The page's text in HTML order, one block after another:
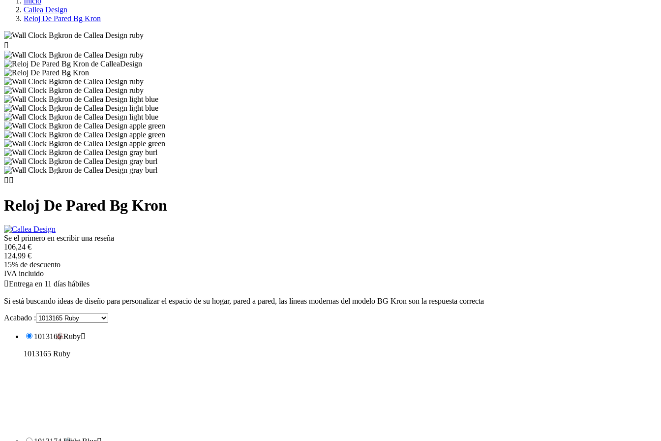
Callea Design
Reloj De Pared Bg Kron

 
Reloj De Pared Bg Kron
Se el primero en escribir una reseña
106,24 €
124,99 €
15% de descuento
IVA incluido
Entrega en 11 días hábiles
Si está buscando ideas de diseño para personalizar el espacio de su hogar, pared a pared, las líneas modernas del modelo BG Kron son la respuesta correcta
Acabado :
1013165 Ruby
1013165 Ruby